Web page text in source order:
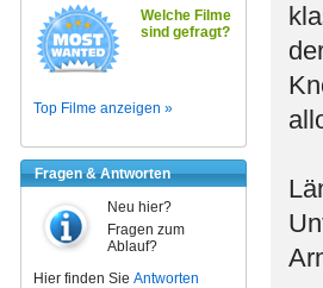
Welche Filme
sind gefragt?
Top Filme anzeigen »
Fragen & Antworten
Neu hier?
Fragen zum
Ablauf?
Hier finden Sie Antworten